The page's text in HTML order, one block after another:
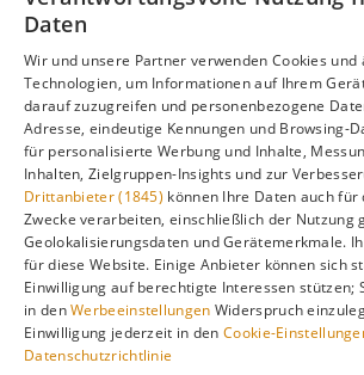
Unterschieden, Aktivitäten und
Alle Infos zur besten Reisezeit
Gefällt dir diese Seite? Teile sie auf
Auf Pinterest merken
Daten
Wir und unsere Partner verwenden Cookies und
Technologien, um Informationen auf Ihrem
darauf zuzugreifen und personenbezogene
Adresse, eindeutige Kennungen und Browsing-
für personalisierte Werbung und Inhalte,
Inhalten, Zielgruppen-Insights und zur
Drittanbieter (1845) können Ihre Daten auch für
Zwecke verarbeiten, einschließlich der Nutzung
Geolokalisierungsdaten und Gerätemerkmale.
für diese Website. Einige Anbieter können sich
Einwilligung auf berechtigte Interessen stützen;
in denWerbeeinstellungen Widerspruch
Einwilligung jederzeit in denCookie-
Datenschutzrichtlinie